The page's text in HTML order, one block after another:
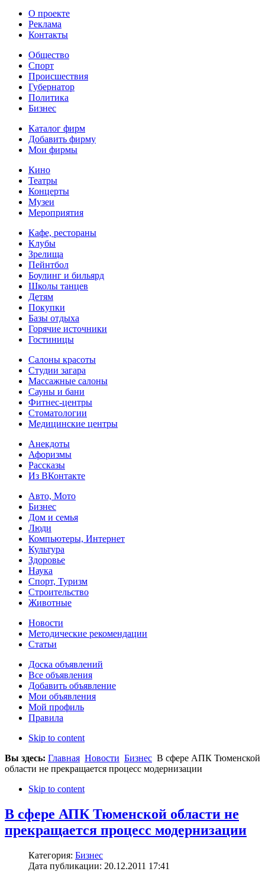
О проекте
Реклама
Контакты
Общество
Спорт
Происшествия
Губернатор
Политика
Бизнес
Каталог фирм
Добавить фирму
Мои фирмы
Кино
Театры
Концерты
Музеи
Мероприятия
Кафе, рестораны
Клубы
Зрелища
Пейнтбол
Боулинг и бильярд
Школы танцев
Детям
Покупки
Базы отдыха
Горячие источники
Гостиницы
Салоны красоты
Студии загара
Массажные салоны
Сауны и бани
Фитнес-центры
Стоматологии
Медицинские центры
Анекдоты
Афоризмы
Рассказы
Из ВКонтакте
Авто, Мото
Бизнес
Дом и семья
Люди
Компьютеры, Интернет
Культура
Здоровье
Наука
Спорт, Туризм
Строительство
Животные
Новости
Методические рекомендации
Статьи
Доска объявлений
Все объявления
Добавить объявление
Мои объявления
Мой профиль
Правила
Skip to content
Вы здесь: Главная Новости Бизнес В сфере АПК Тюменской
области не прекращается процесс модернизации
Skip to content
В сфере АПК Тюменской области не
прекращается процесс модернизации
Категория: Бизнес
Дата публикации: 20.12.2011 17:41